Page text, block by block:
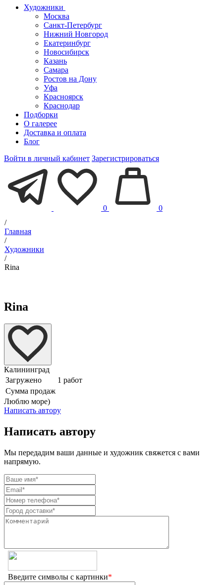
Художники
Москва
Санкт-Петербург
Нижний Новгород
Екатеринбург
Новосибирск
Казань
Самара
Ростов на Дону
Уфа
Красноярск
Краснодар
Подборки
О галерее
Доставка и оплата
Блог
Войти в личный кабинет Зарегистрироваться
0
0
/
Главная
/
Художники
/
Rina
Rina
Калининград
Загружено
1 работ
Сумма продаж
Люблю море)
Написать автору
Написать автору
Мы передадим ваши данные и художник свяжется с вами
напрямую.
Введите символы с картинки*